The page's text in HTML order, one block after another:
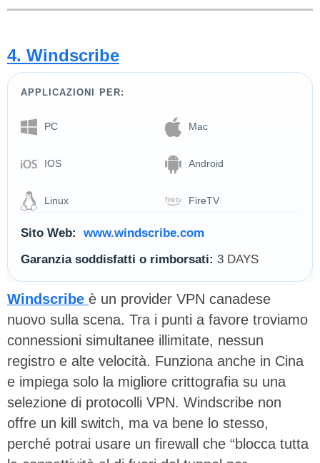
4. Windscribe
APPLICAZIONI PER:
PC Mac
IOS Android
Linux FireTV
Sito Web:
www.windscribe.com
Garanzia soddisfatti o rimborsati: 3 DAYS
Windscribe è un provider VPN canadese
nuovo sulla scena. Tra i punti a favore troviamo
connessioni simultanee illimitate, nessun
registro e alte velocità. Funziona anche in Cina
e impiega solo la migliore crittografia su una
selezione di protocolli VPN. Windscribe non
offre un kill switch, ma va bene lo stesso,
perché potrai usare un firewall che “blocca tutta